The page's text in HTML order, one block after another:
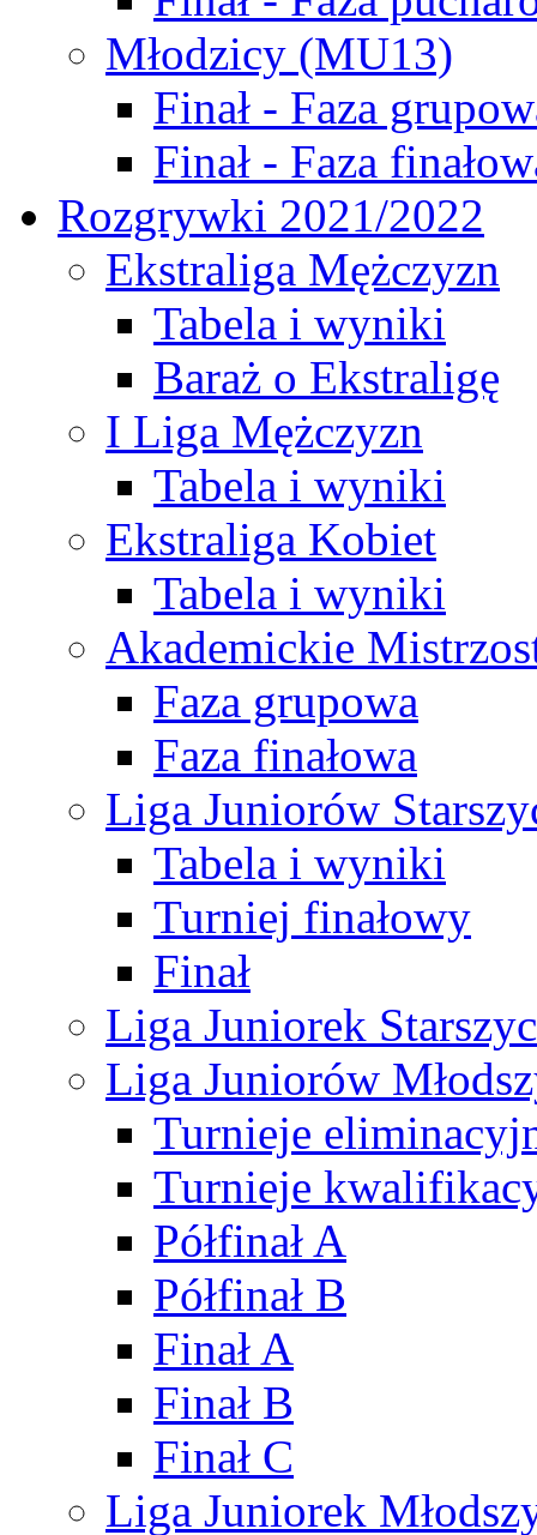
Młodzicy (MU13)
Finał - Faza
Finał - Faza
Rozgrywki 2021/2022
Ekstraliga Mężczyzn
Tabela i wyniki
Baraż o Ekstraligę
I Liga Mężczyzn
Tabela i wyniki
Ekstraliga Kobiet
Tabela i wyniki
Akademickie
Faza grupowa
Faza finałowa
Liga Juniorów
Tabela i wyniki
Turniej finałowy
Finał
Liga Juniorek
Liga Juniorów
Turnieje
Turnieje
Półfinał A
Półfinał B
Finał A
Finał B
Finał C
Liga Juniorek